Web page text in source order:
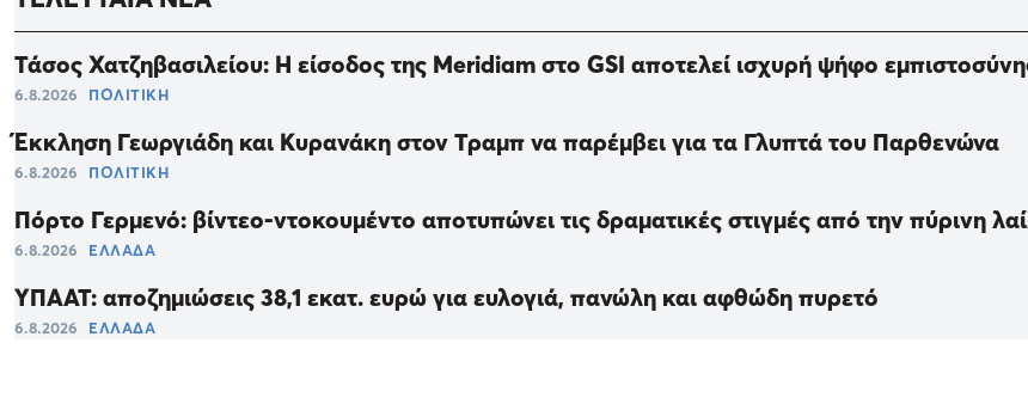
Τάσος Χατζηβασιλείου: Η είσοδος της Meridiam στο GSI αποτελεί ισχυρή ψήφο
6.8.2026 ΠΟΛΙΤΙΚΗ
Έκκληση Γεωργιάδη και Κυρανάκη στον Τραμπ να παρέμβει για τα Γλυπτά του Παρθενώνα
6.8.2026 ΠΟΛΙΤΙΚΗ
Πόρτο Γερμενό: βίντεο-ντοκουμέντο αποτυπώνει τις δραματικές στιγμές από την πύρινη
6.8.2026 ΕΛΛΑΔΑ
ΥΠΑΑΤ: αποζημιώσεις 38,1 εκατ. ευρώ για ευλογιά, πανώλη και αφθώδη πυρετό
6.8.2026 ΕΛΛΑΔΑ